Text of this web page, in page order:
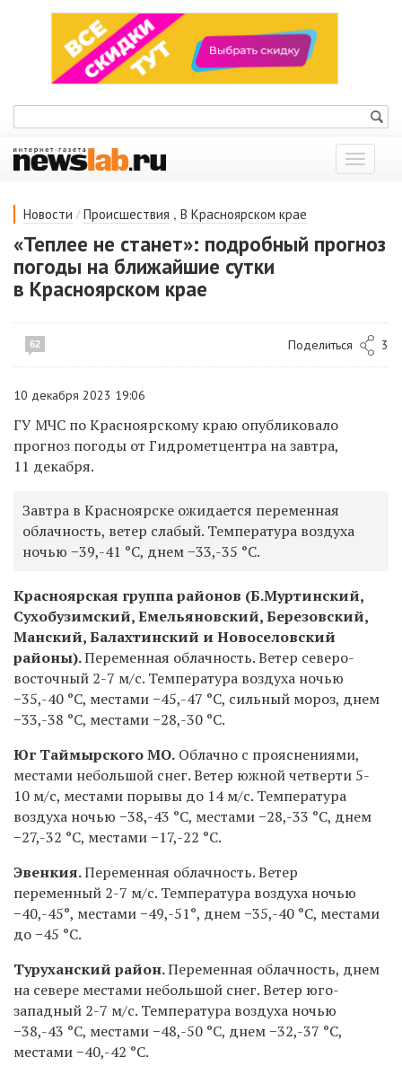
Показать
меню
Новости / Происшествия , В Красноярском крае
«Теплее не станет»: подробный прогноз
погоды на ближайшие сутки
в Красноярском крае
62 Поделиться 3
10 декабря 2023 19:06
ГУ МЧС по Красноярскому краю опубликовало
прогноз погоды от Гидрометцентра на завтра,
11 декабря.
Завтра в Красноярске ожидается переменная
облачность, ветер слабый. Температура воздуха
ночью −39,-41 °C, днем −33,-35 °C.
Красноярская группа районов (Б.Муртинский,
Сухобузимский, Емельяновский, Березовский,
Манский, Балахтинский и Новоселовский
районы).Переменная облачность. Ветер северо-
восточный 2-7 м/с. Температура воздуха ночью
−35,-40 °C, местами −45,-47 °C, сильный мороз, днем
−33,-38 °C, местами −28,-30 °C.
Юг Таймырского МО. Облачно с прояснениями,
местами небольшой снег. Ветер южной четверти 5-
10 м/с, местами порывы до 14 м/с. Температура
воздуха ночью −38,-43 °C, местами −28,-33 °C, днем
−27,-32 °C, местами −17,-22 °C.
Эвенкия.Переменная облачность. Ветер
переменный 2-7 м/с. Температура воздуха ночью
−40,-45°, местами −49,-51°, днем −35,-40 °C, местами
до −45 °C.
Туруханский район.Переменная облачность, днем
на севере местами небольшой снег. Ветер юго-
западный 2-7 м/с. Температура воздуха ночью
−38,-43 °C, местами −48,-50 °C, днем −32,-37 °C,
местами −40,-42 °C.